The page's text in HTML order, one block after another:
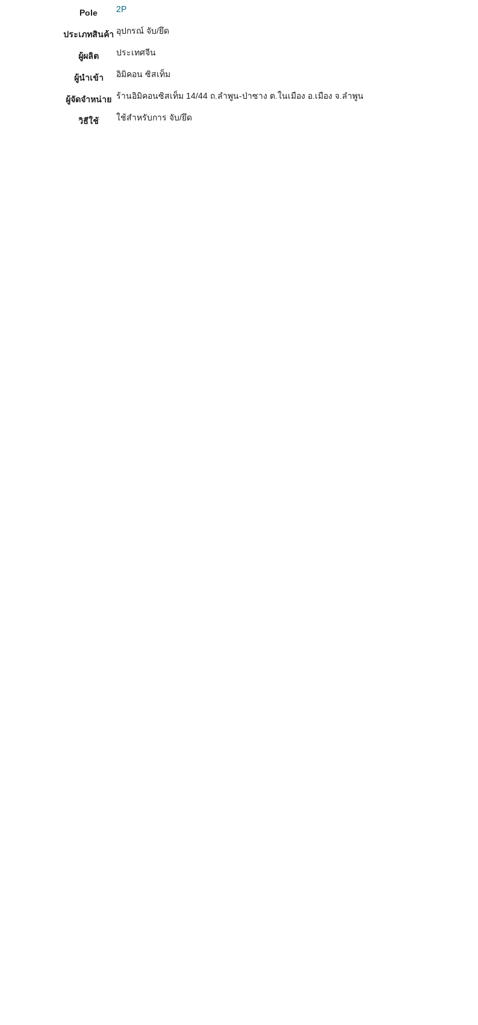
Pole
2P
ประเภทสินค้า อุปกรณ์ จับ/ยึด
ผู้ผลิต ประเทศจีน
ผู้นำเข้า อิมิคอน ซิสเท็ม
ผู้จัดจำหน่าย ร้านอิมิคอนซิสเท็ม 14/44 ถ.ลำพูน-ป่าซาง ต.ในเมือง อ.เมือง จ.ลำพูน
วิธีใช้ ใช้สำหรับการ จับ/ยึด